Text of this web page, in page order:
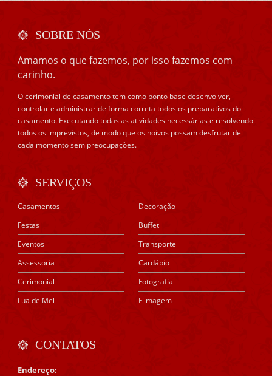
SOBRE NÓS
Amamos o que fazemos, por isso fazemos com
carinho.
O cerimonial de casamento tem como ponto base desenvolver,
controlar e administrar de forma correta todos os preparativos do
casamento. Executando todas as atividades necessárias e resolvendo
todos os imprevistos, de modo que os noivos possam desfrutar de
cada momento sem preocupações.
SERVIÇOS
Casamentos
Festas
Eventos
Assessoria
Cerimonial
Lua de Mel
Decoração
Buffet
Transporte
Cardápio
Fotografia
Filmagem
CONTATOS
Endereço: